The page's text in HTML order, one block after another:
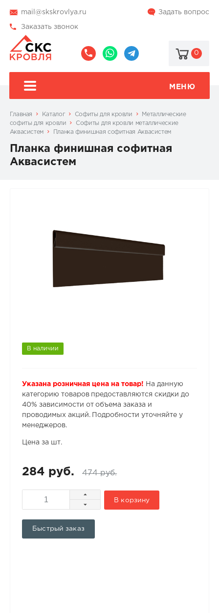
mail@skskrovlya.ru Задать вопрос
Заказать звонок
0
МЕНЮ
Главная Каталог Софиты для кровли
Металлические
софиты для кровли
Софиты для кровли металлические
Аквасистем
Планка финишная софитная Аквасистем
Планка финишная софитная
Аквасистем
В наличии
Указана розничная цена на товар! На данную
категорию товаров предоставляются скидки до
40% зависимости от объема заказа и
проводимых акций. Подробности уточняйте у
менеджеров.
Цена за шт.
284 руб. 474 руб.
В корзину
Быстрый заказ